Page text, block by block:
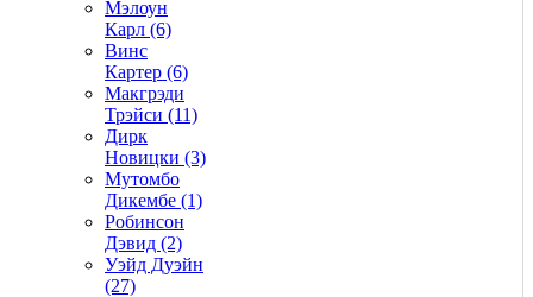
Мэлоун
Карл (6)
Винс
Картер (6)
Макгрэди
Трэйси (11)
Дирк
Новицки (3)
Мутомбо
Дикембе (1)
Робинсон
Дэвид (2)
Уэйд Дуэйн
(27)